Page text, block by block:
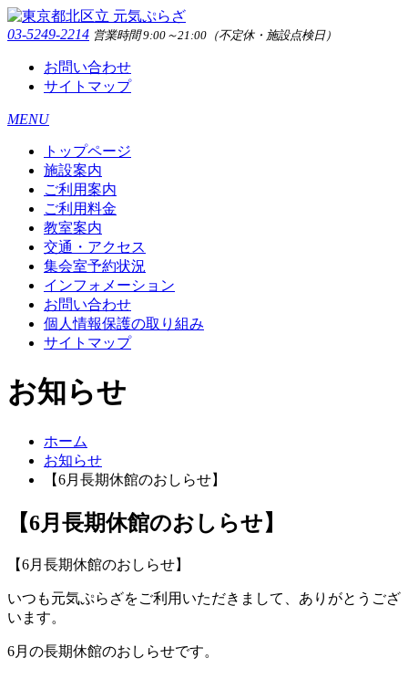
03-5249-2214 営業時間 9:00～21:00（不定休・施設点検日）
お問い合わせ
サイトマップ
MENU
トップページ
施設案内
ご利用案内
ご利用料金
教室案内
交通・アクセス
集会室予約状況
インフォメーション
お問い合わせ
個人情報保護の取り組み
サイトマップ
お知らせ
ホーム
お知らせ
【6月長期休館のおしらせ】
【6月長期休館のおしらせ】
【6月長期休館のおしらせ】
いつも元気ぷらざをご利用いただきまして、ありがとうござ
います。
6月の長期休館のおしらせです。